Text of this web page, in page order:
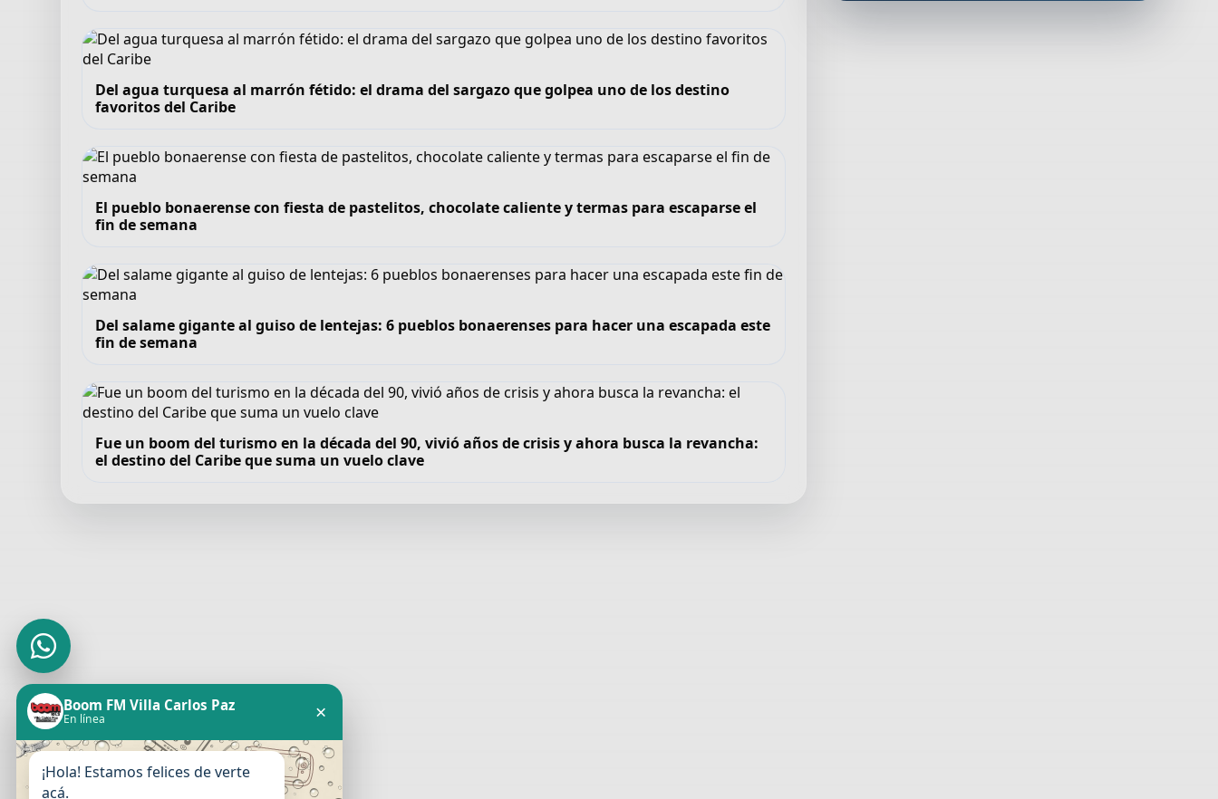
Del agua turquesa al marrón fétido: el drama del sargazo que golpea uno de los destino
favoritos del Caribe
El pueblo bonaerense con fiesta de pastelitos, chocolate caliente y termas para escaparse el
fin de semana
Del salame gigante al guiso de lentejas: 6 pueblos bonaerenses para hacer una escapada este
fin de semana
Fue un boom del turismo en la década del 90, vivió años de crisis y ahora busca la revancha:
el destino del Caribe que suma un vuelo clave
Boom FM Villa Carlos Paz
En línea ×
¡Hola! Estamos felices de verte
acá.